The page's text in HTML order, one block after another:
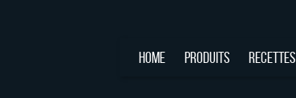
HOME PRODUITS RECETTES